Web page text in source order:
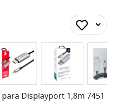
Displayport 1,8m 7451